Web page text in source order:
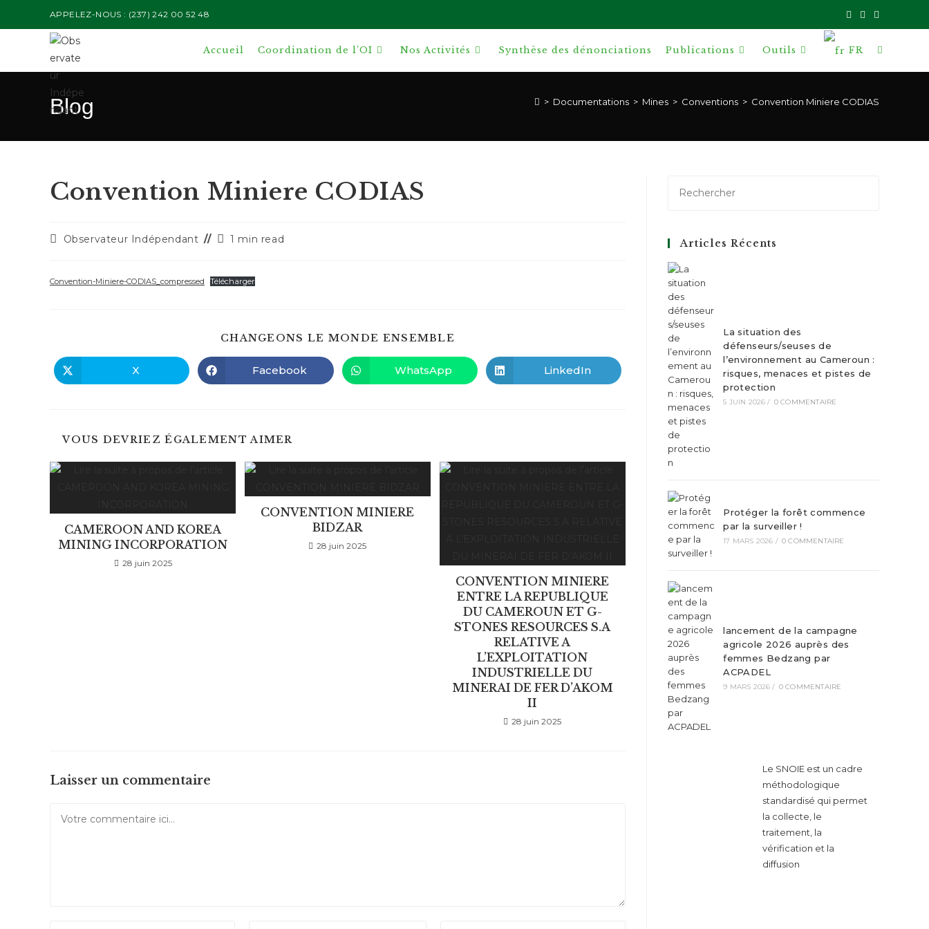
APPELEZ-NOUS : (237) 242 00 52 48
Accueil Coordination de l’OI Nos Activités Synthèse des dénonciations Publications Outils FR Toggle
Blog > Documentations > Mines > Conventions > Convention Miniere CODIAS
Convention Miniere CODIAS
Auteur/autrice
publication :
Observateur Indépendant
Temps
1 min read
Convention-Miniere-CODIAS_compressed Télécharger
CHANGEONS LE MONDE ENSEMBLE
CONTENU
Ouvrir
dans
X Ouvrir
dans
Facebook Ouvrir
dans
WhatsApp Ouvrir
dans
LinkedIn
VOUS DEVRIEZ ÉGALEMENT AIMER
CAMEROON AND KOREA
MINING INCORPORATION
28 juin 2025
CONVENTION MINIERE
BIDZAR
28 juin 2025
CONVENTION MINIERE
ENTRE LA REPUBLIQUE
DU CAMEROUN ET G-
STONES RESOURCES S.A
RELATIVE A
L’EXPLOITATION
INDUSTRIELLE DU
MINERAI DE FER D’AKOM
II
28 juin 2025
Laisser un commentaire
Articles Récents
La situation des
défenseurs/seuses de
l’environnement au Cameroun :
risques, menaces et pistes de
protection
5 JUIN 2026 / 0 COMMENTAIRE
Protéger la forêt commence
par la surveiller !
17 MARS 2026 / 0 COMMENTAIRE
lancement de la campagne
agricole 2026 auprès des
femmes Bedzang par
ACPADEL
9 MARS 2026 / 0 COMMENTAIRE
Le SNOIE est un cadre
méthodologique
standardisé qui permet
la collecte, le
traitement, la
vérification et la
diffusion